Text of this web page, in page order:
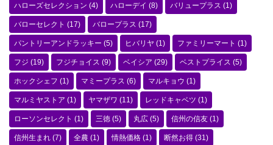
ハローズセレクション (4) ハローデイ (8) バリュープラス (1)
バローセレクト (17) バロープラス (17)
パントリーアンドラッキー (5) ヒバリヤ (1) ファミリーマート (1)
フジ (19) フジチョイス (9) ベイシア (29) ベストプライス (5)
ホックシェフ (1) マミープラス (6) マルキョウ (1)
マルミヤストア (1) ヤマザワ (11) レッドキャベツ (1)
ローソンセレクト (1) 三徳 (5) 丸広 (5) 信州の信友 (1)
信州生まれ (7) 全農 (1) 情熱価格 (1) 断然お得 (31)